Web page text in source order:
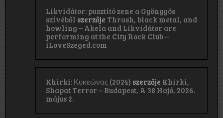
Likvidátor: pusztító zene a Gyöngyös
szívéből szerzője Thrash, black metal, and
howling – Akela and Likvidátor are
performing at the City Rock Club –
iLoveSzeged.com
Khirki: Κ​υ​κ​ε​ώ​ν​α​ς (2024) szerzője Khirki,
Shapat Terror – Budapest, A 38 Hajó, 2026.
május 2.